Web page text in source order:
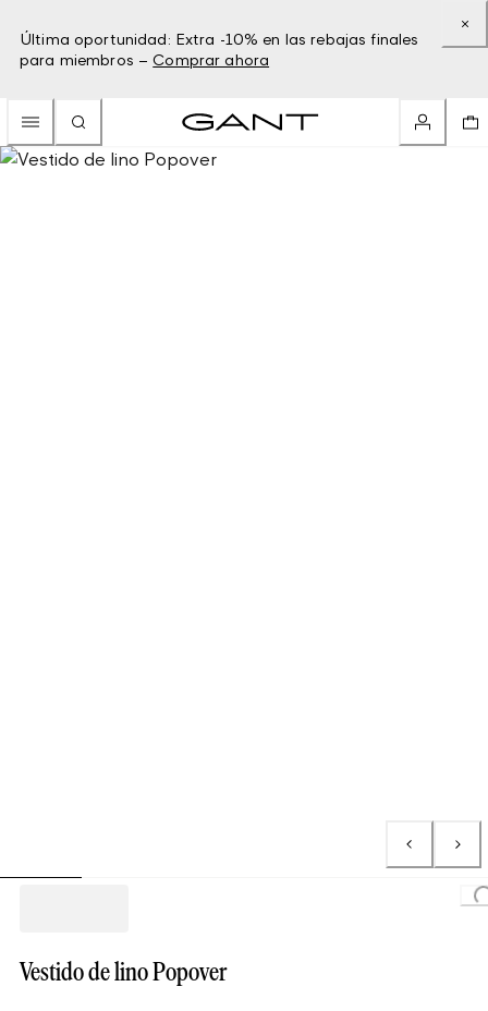
Última oportunidad: Extra -10% en las rebajas finales
para miembros – Comprar ahora
Vestido de lino Popover